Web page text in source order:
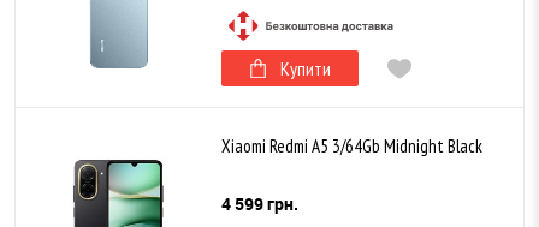
Купити
Xiaomi Redmi A5 3/64Gb Midnight Black
4 599 грн.